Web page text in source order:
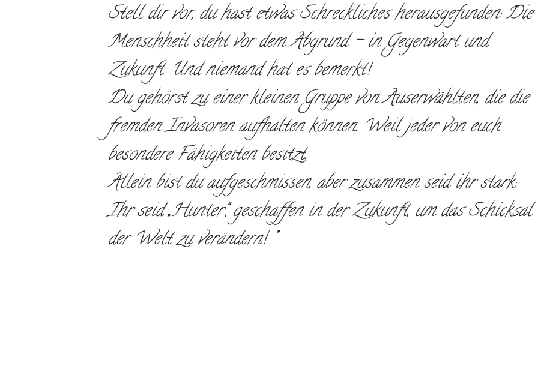
Stell dir vor, du hast etwas Schreckliches herausgefunden: Die
Menschheit steht vor dem Abgrund – in Gegenwart und
Zukunft. Und niemand hat es bemerkt!
Du gehörst zu einer kleinen Gruppe von Auserwählten, die die
fremden Invasoren aufhalten können. Weil jeder von euch
besondere Fähigkeiten besitzt.
Allein bist du aufgeschmissen, aber zusammen seid ihr stark:
Ihr seid „Hunter“, geschaffen in der Zukunft, um das Schicksal
der Welt zu verändern!